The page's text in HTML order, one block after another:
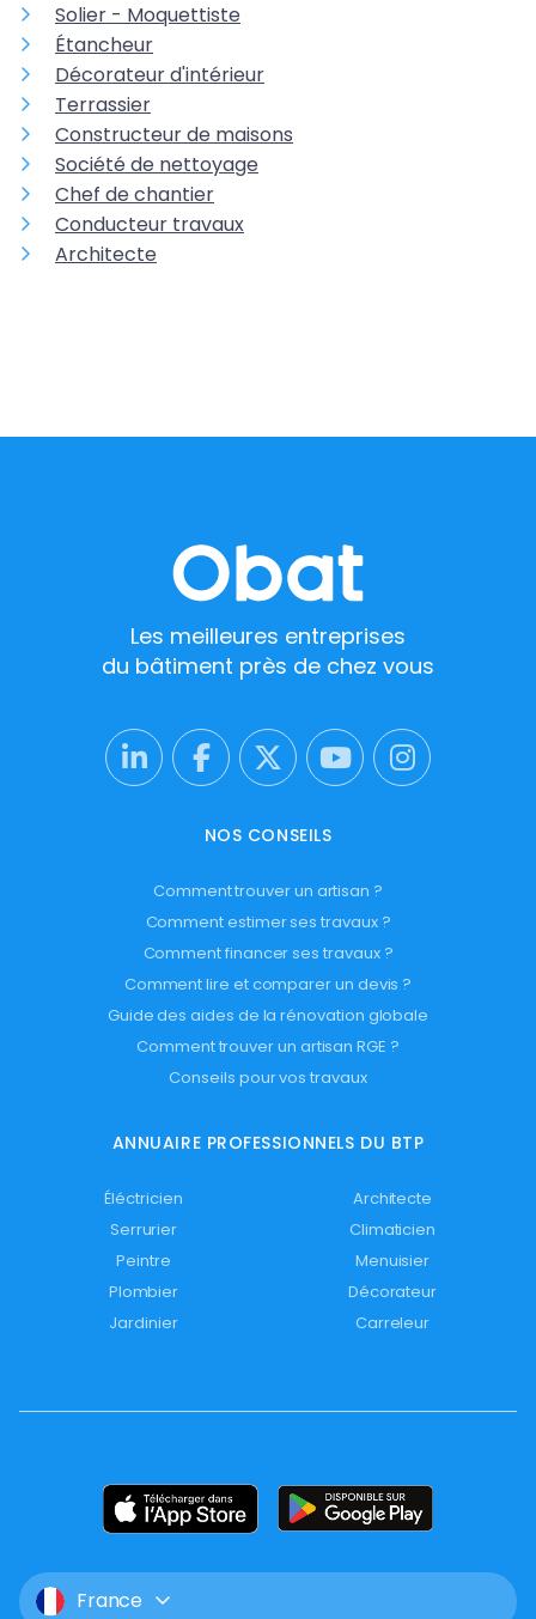
Solier - Moquettiste
Étancheur
Décorateur d'intérieur
Terrassier
Constructeur de maisons
Société de nettoyage
Chef de chantier
Conducteur travaux
Architecte
Les meilleures entreprises
du bâtiment près de chez vous
NOS CONSEILS
Comment trouver un artisan ?
Comment estimer ses travaux ?
Comment financer ses travaux ?
Comment lire et comparer un devis ?
Guide des aides de la rénovation globale
Comment trouver un artisan RGE ?
Conseils pour vos travaux
ANNUAIRE PROFESSIONNELS DU BTP
Éléctricien
Architecte
Serrurier
Climaticien
Peintre
Menuisier
Plombier
Décorateur
Jardinier
Carreleur
France